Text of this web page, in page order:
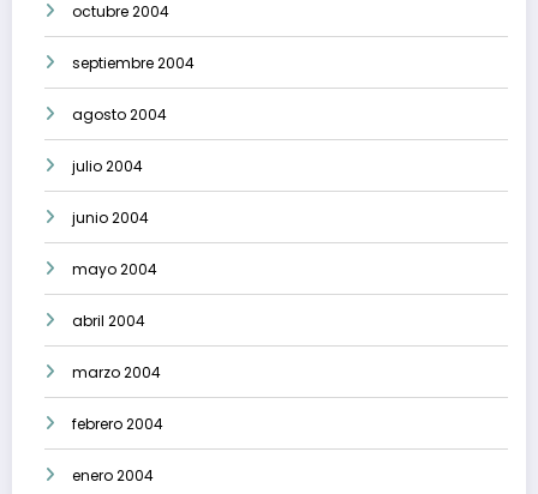
octubre 2004
septiembre 2004
agosto 2004
julio 2004
junio 2004
mayo 2004
abril 2004
marzo 2004
febrero 2004
enero 2004